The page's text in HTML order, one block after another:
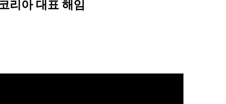
리아 대표 해임